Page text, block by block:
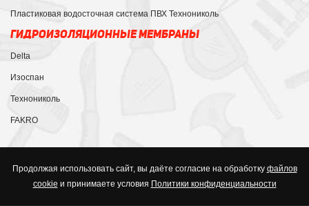
Пластиковая водосточная система ПВХ Технониколь
ГИДРОИЗОЛЯЦИОННЫЕ МЕМБРАНЫ
Delta
Изоспан
Технониколь
FAKRO
Продолжая использовать сайт, вы даёте согласие на обработку файлов
cookie и принимаете условия Политики конфиденциальности